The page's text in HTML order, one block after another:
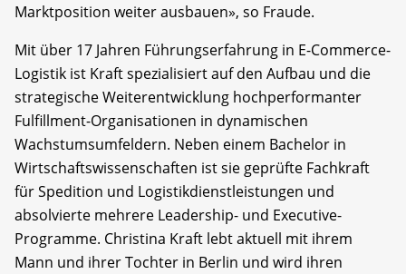
Marktposition weiter ausbauen», so Fraude.
Mit über 17 Jahren Führungserfahrung in E-Commerce-
Logistik ist Kraft spezialisiert auf den Aufbau und die
strategische Weiterentwicklung hochperformanter
Fulfillment-Organisationen in dynamischen
Wachstumsumfeldern. Neben einem Bachelor in
Wirtschaftswissenschaften ist sie geprüfte Fachkraft
für Spedition und Logistikdienstleistungen und
absolvierte mehrere Leadership- und Executive-
Programme. Christina Kraft lebt aktuell mit ihrem
Mann und ihrer Tochter in Berlin und wird ihren